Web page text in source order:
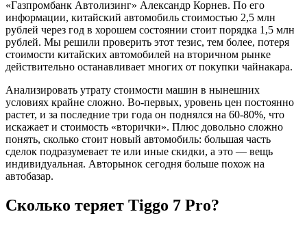
«Газпромбанк Автолизинг» Александр Корнев. По его
информации, китайский автомобиль стоимостью 2,5 млн
рублей через год в хорошем состоянии стоит порядка 1,5 млн
рублей. Мы решили проверить этот тезис, тем более, потеря
стоимости китайских автомобилей на вторичном рынке
действительно останавливает многих от покупки чайнакара.
Анализировать утрату стоимости машин в нынешних
условиях крайне сложно. Во-первых, уровень цен постоянно
растет, и за последние три года он поднялся на 60-80%, что
искажает и стоимость «вторички». Плюс довольно сложно
понять, сколько стоит новый автомобиль: большая часть
сделок подразумевает те или иные скидки, а это — вещь
индивидуальная. Авторынок сегодня больше похож на
автобазар.
Сколько теряет Tiggo 7 Pro?